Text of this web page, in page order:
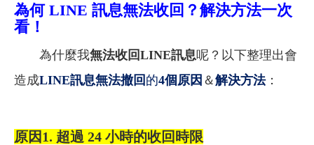
為何 LINE 訊息無法收回？解決方法一次
看！
為什麼我無法收回LINE訊息呢？以下整理出會
造成LINE訊息無法撤回 的4個原因 ＆解決方法：
原因1. 超過 24 小時的收回時限